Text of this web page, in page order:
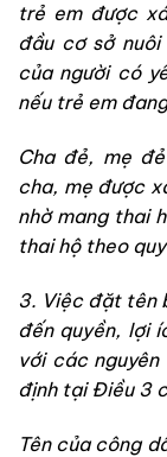
trẻ em được
đầu cơ sở
của người có
nếu trẻ em
Cha đẻ, mẹ
cha, mẹ được
nhờ mang thai
thai hộ theo
3. Việc đặt tên
đến quyền, lợi
với các
định tại Điều 3
Tên của công